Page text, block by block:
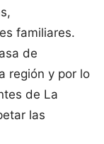
familiares.
de
región y por lo
de La
las